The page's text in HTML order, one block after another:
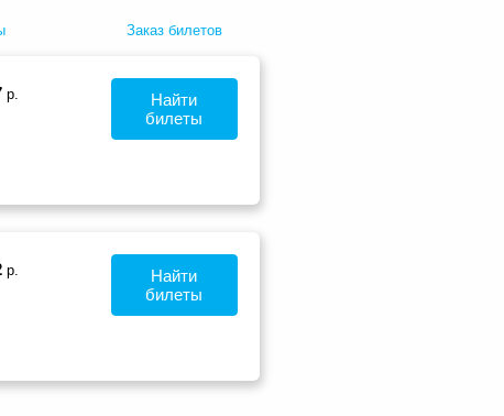
Заказ билетов
р.
Найти
билеты
р.
Найти
билеты